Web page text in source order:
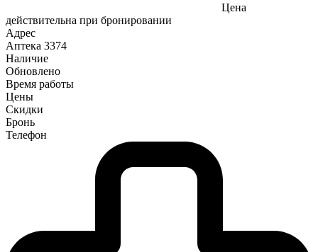
Цена
действительна при бронировании
Адрес
Аптека 3374
Наличие
Обновлено
Время работы
Цены
Скидки
Бронь
Телефон